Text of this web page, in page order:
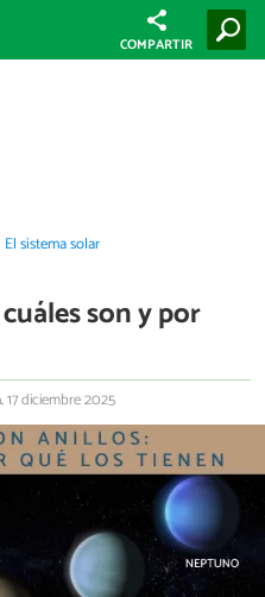
COMPARTIR
El sistema solar
son y por
17 diciembre 2025